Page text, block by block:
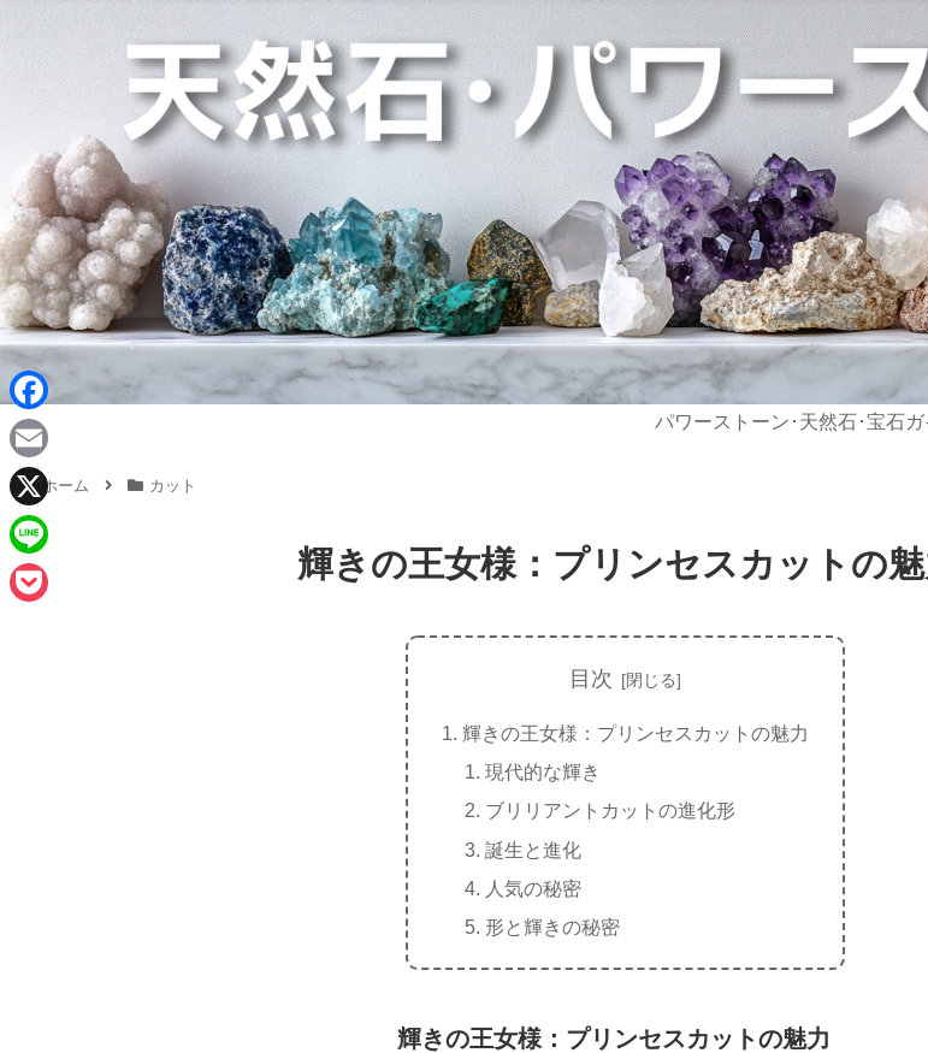
パワーストーン･天然石･宝石ガ
ホーム カット
輝きの王女様：プリンセスカットの魅
目次
輝きの王女様：プリンセスカットの魅力
現代的な輝き
ブリリアントカットの進化形
誕生と進化
人気の秘密
形と輝きの秘密
輝きの王女様：プリンセスカットの魅力
F
a
c
e
b
E
m
a
i
X
L